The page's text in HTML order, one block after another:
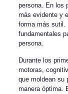
persona. En los
más evidente y
forma más sutil.
fundamentales
persona.
Durante los
motoras,
que moldean su
manera óptima.